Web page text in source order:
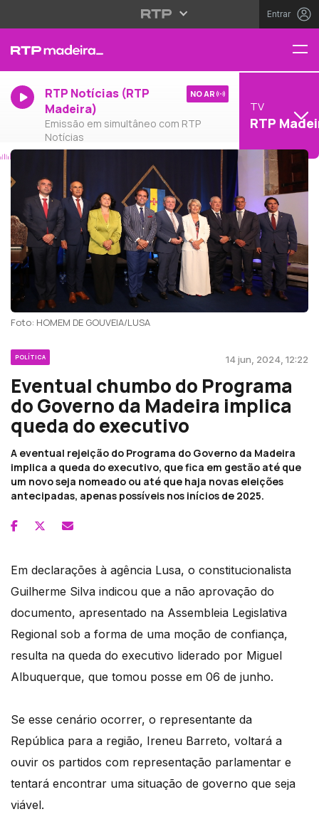
Entrar
RTP Notícias (RTP
Madeira)
Emissão em simultâneo com RTP
Notícias
NO AR
TV
RTP
Foto: HOMEM DE GOUVEIA/LUSA
POLÍTICA 14 jun, 2024, 12:22
Eventual chumbo do Programa
do Governo da Madeira implica
queda do executivo
A eventual rejeição do Programa do Governo da Madeira
implica a queda do executivo, que fica em gestão até que
um novo seja nomeado ou até que haja novas eleições
antecipadas, apenas possíveis nos inícios de 2025.
Em declarações à agência Lusa, o constitucionalista
Guilherme Silva indicou que a não aprovação do
documento, apresentado na Assembleia Legislativa
Regional sob a forma de uma moção de confiança,
resulta na queda do executivo liderado por Miguel
Albuquerque, que tomou posse em 06 de junho.
Se esse cenário ocorrer, o representante da
República para a região, Ireneu Barreto, voltará a
ouvir os partidos com representação parlamentar e
tentará encontrar uma situação de governo que seja
viável.